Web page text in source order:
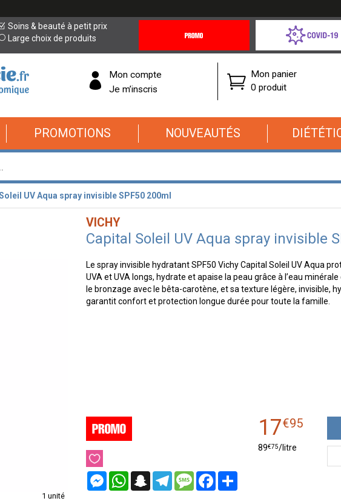
Soins & beauté à petit prix
Large choix de produits
Offres
Coronavirus
Mon compte
Je m’inscris
Mon panier
0 produit
PROMOTIONS NOUVEAUTÉS
UV Aqua spray invisible SPF50 200ml
1 unité
VICHY
Capital Soleil UV Aqua spray invisible
Le spray invisible hydratant SPF50 Vichy Capital Soleil UV Aqua
UVA et UVA longs, hydrate et apaise la peau grâce à l’eau
le bronzage avec le bêta-carotène, et sa texture légère, invisible,
garantit confort et protection longue durée pour toute la famille.
MessengerWhatsAppSnapchatTelegramMessageFacebookPartager
17€95
89€75/litre